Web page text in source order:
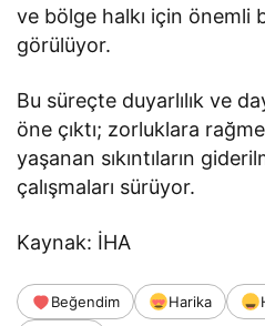
ve bölge halkı için önemli
görülüyor.
Bu süreçte duyarlılık ve
öne çıktı; zorluklara
yaşanan sıkıntıların
çalışmaları sürüyor.
Kaynak: İHA
Beğendim Harika